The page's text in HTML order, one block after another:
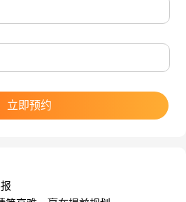
关于借阅政策的沟通。这要求
活性：
音：教授讲座的严谨语速、
都需要瞬间适应。
沟通目的：是获取信息、解决
目的不同，信息的重点和结构
；生活场景则需要了解常用表
种快速切换能力，就容易在信
立即预约